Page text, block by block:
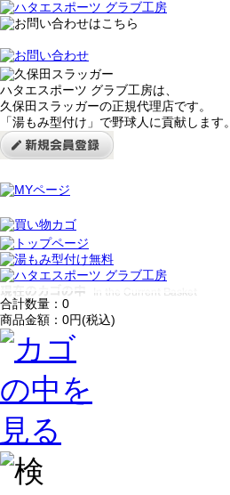
ハタエスポーツ グラブ工房は、
久保田スラッガーの正規代理店です。
「湯もみ型付け」で野球人に貢献します。
合計数量： 0
商品金額： 0円(税込)